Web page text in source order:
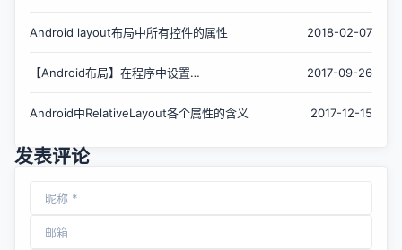
Android layout布局中所有控件的属性 2018-02-07
【Android布局】在程序中设置
性
2017-09-26
Android中RelativeLayout各个属性的含义 2017-12-15
发表评论